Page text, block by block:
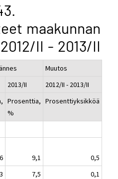
maakunnan
II - 2013/II
Muutos
2013/II
2012/II - 2013/II
Prosenttia,
%
Prosenttiyksikköä
9,1
0,5
7,5
0,1